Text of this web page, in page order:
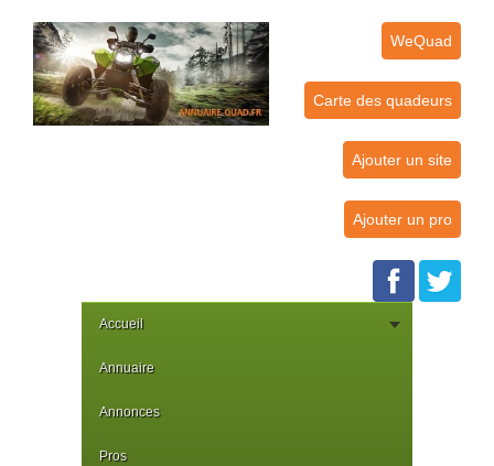
WeQuad
Carte des quadeurs
Ajouter un site
Ajouter un pro
Accueil
Annuaire
Annonces
Pros